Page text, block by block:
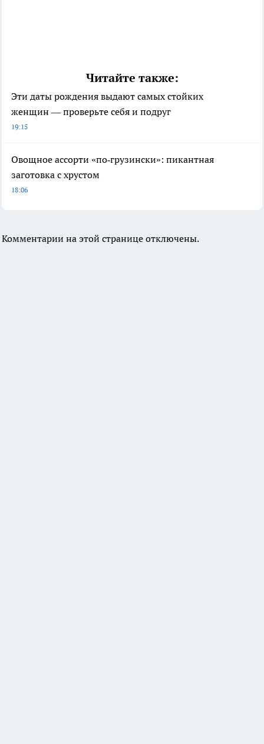
Читайте также:
Эти даты рождения выдают самых стойких
женщин — проверьте себя и подруг
19:15
Овощное ассорти «по‑грузински»: пикантная
заготовка с хрустом
18:06
Комментарии на этой странице отключены.